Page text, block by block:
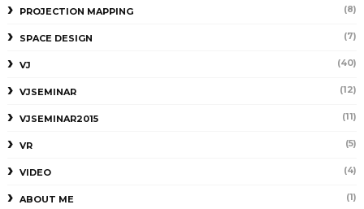
PROJECTION MAPPING (8)
SPACE DESIGN (7)
VJ (40)
VJSEMINAR (12)
VJSEMINAR2015 (11)
VR (5)
VIDEO (4)
ABOUT ME (1)